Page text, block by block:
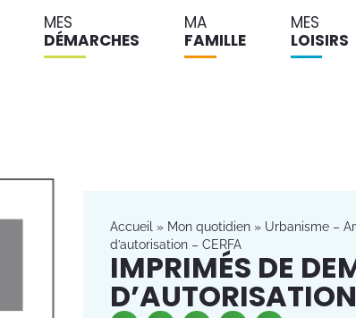
MES
DÉMARCHES
MA
FAMILLE
MES
LOISIRS
Accueil » Mon quotidien » Urbanisme –
d’autorisation – CERFA
IMPRIMÉS DE